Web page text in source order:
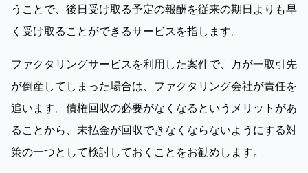
うことで、後日受け取る予定の報酬を従来の期日よりも早
く受け取ることができるサービスを指します。
ファクタリングサービスを利用した案件で、万が一取引先
が倒産してしまった場合は、ファクタリング会社が責任を
追います。債権回収の必要がなくなるというメリットがあ
ることから、未払金が回収できなくならないようにする対
策の一つとして検討しておくことをお勧めします。